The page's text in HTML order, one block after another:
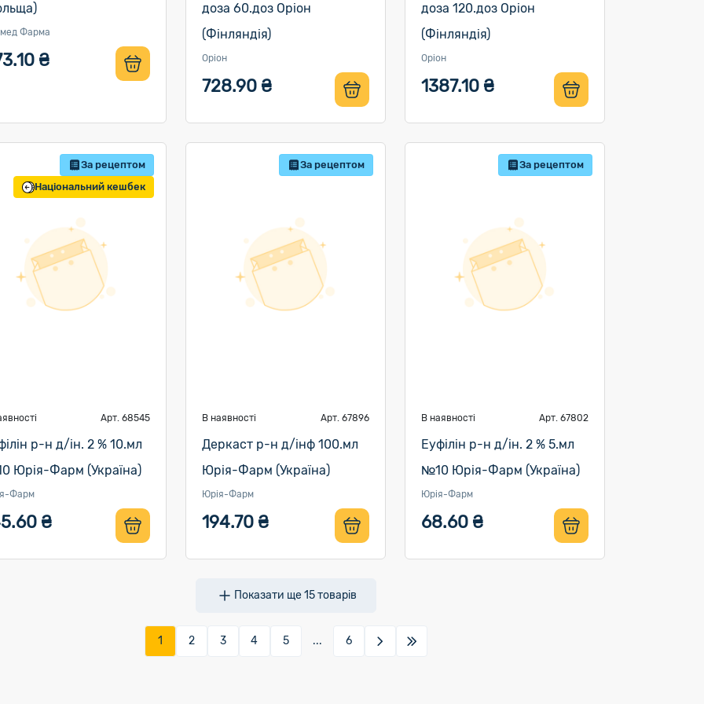
Фарма
₴
доза 60.доз Оріон
(Фінляндія)
Оріон
728.90 ₴
доза 120.доз Оріон
(Фінляндія)
Оріон
1387.10 ₴
За рецептом
Національний кешбек
Арт. 68545
р-н д/ін. 2 % 10.мл
Юрія-Фарм (Україна)
Фарм
₴
За рецептом
В наявності Арт. 67896
Деркаст р-н д/інф 100.мл
Юрія-Фарм (Україна)
Юрія-Фарм
194.70 ₴
За рецептом
В наявності Арт. 67802
Еуфілін р-н д/ін. 2 % 5.мл
№10 Юрія-Фарм (Україна)
Юрія-Фарм
68.60 ₴
Показати ще15товарів
1 2 3 4 5 ... 6